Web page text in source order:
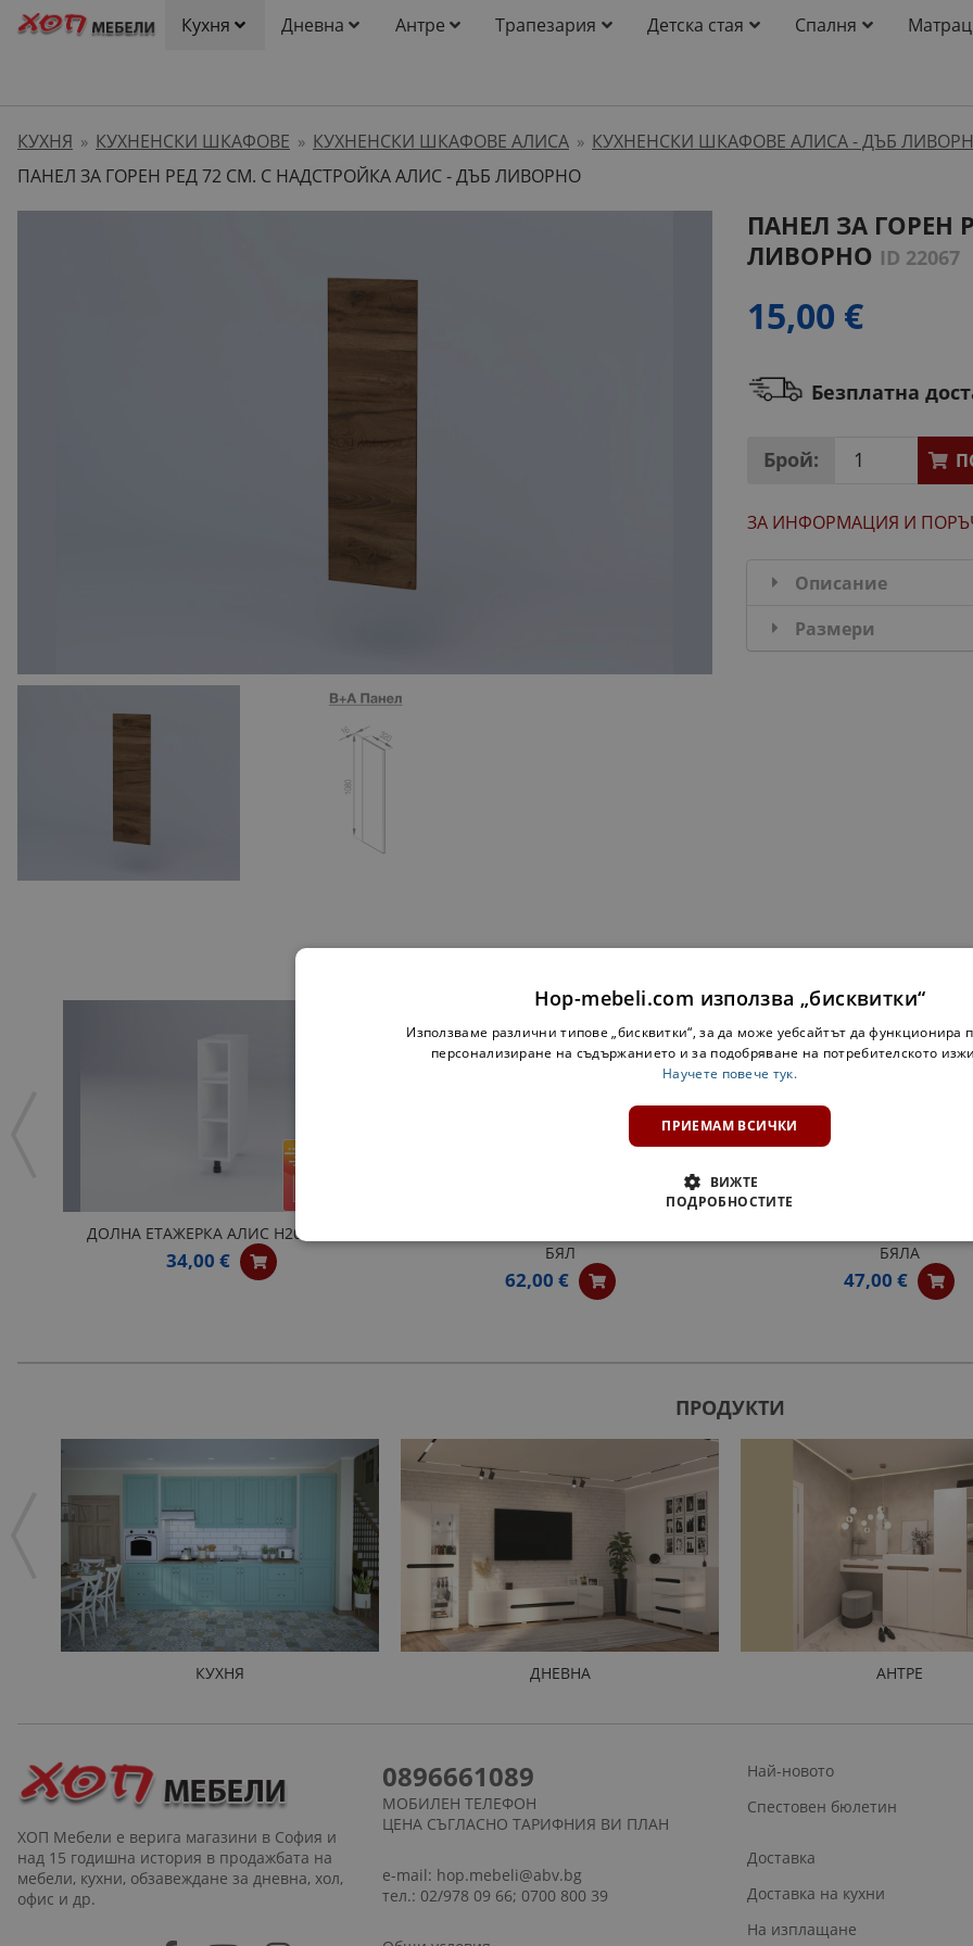
Кухня Дневна Антре Трапезария Детска стая Спалня
КУХНЯ » КУХНЕНСКИ ШКАФОВЕ » КУХНЕНСКИ ШКАФОВЕ АЛИСА » КУХНЕНСКИ ШКАФОВЕ АЛИСА - ДЪБ
ПАНЕЛ ЗА ГОРЕН РЕД 72 СМ. С НАДСТРОЙКА АЛИС - ДЪБ ЛИВОРНО
ПАНЕЛ ЗА ГОРЕН
ЛИВОРНО ID 22067
15,00 €
Безплатна
Брой:
ЗА ИНФОРМАЦИЯ И
Описание
Размери
ДОЛНА ЕТАЖЕРКА АЛИС Н20П БЯЛА
34,00 €
БЯЛ
62,00 €
БЯЛА
47,00 €
ПРОДУКТИ
КУХНЯ ДНЕВНА АНТРЕ
ХОП Мебели е верига магазини в София и
над 15 годишна история в продажбата на
мебели, кухни, обзавеждане за дневна, хол,
офис и др.
0896661089
МОБИЛЕН ТЕЛЕФОН
ЦЕНА СЪГЛАСНО ТАРИФНИЯ ВИ ПЛАН
e-mail: hop.mebeli@abv.bg
тел.: 02/978 09 66; 0700 800 39
Най-новото
Спестовен бюлетин
Доставка
Доставка на кухни
На изплащане
Hop-mebeli.com използва „бисквитки“
Използваме различни типове „бисквитки“, за да може уебсайтът да функционира
персонализиране на съдържанието и за подобряване на потребителското
Научете повече тук.
ПРИЕМАМ ВСИЧКИ
ВИЖТЕ
ПОДРОБНОСТИТЕ